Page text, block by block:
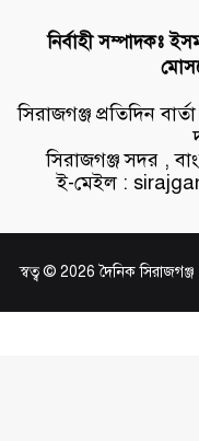
নির্বাহী সম্পাদকঃ
সিরাজগঞ্জ প্রতিদিন
সিরাজগঞ্জ সদর ,
ই-মেইল :
স্বত্ব © 2026 দৈনিক